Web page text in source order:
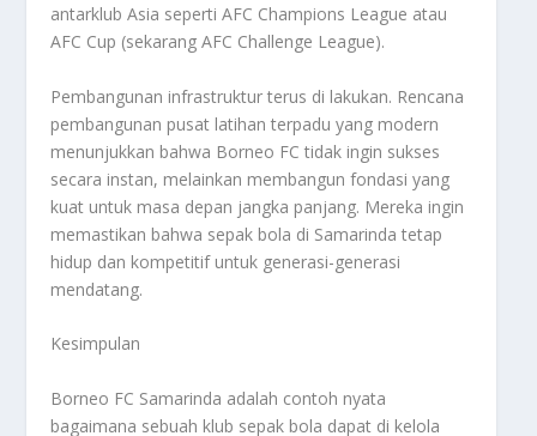
antarklub Asia seperti AFC Champions League atau
AFC Cup (sekarang AFC Challenge League).
Pembangunan infrastruktur terus di lakukan. Rencana
pembangunan pusat latihan terpadu yang modern
menunjukkan bahwa Borneo FC tidak ingin sukses
secara instan, melainkan membangun fondasi yang
kuat untuk masa depan jangka panjang. Mereka ingin
memastikan bahwa sepak bola di Samarinda tetap
hidup dan kompetitif untuk generasi-generasi
mendatang.
Kesimpulan
Borneo FC Samarinda adalah contoh nyata
bagaimana sebuah klub sepak bola dapat di kelola